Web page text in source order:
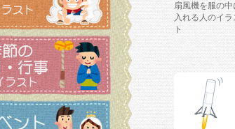
扇風機を服の中
入れる人のイラ
ト